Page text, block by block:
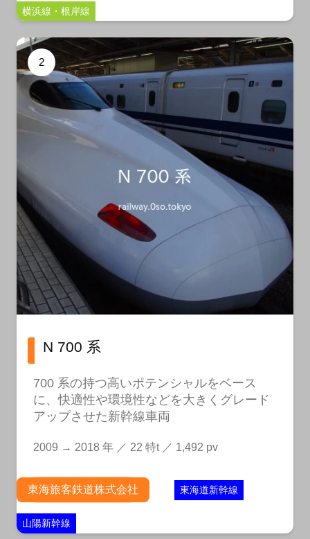
横浜線・根岸線
2
N 700 系
700 系の持つ高いポテンシャルをベース
に、快適性や環境性などを大きくグレード
アップさせた新幹線車両
2009 → 2018 年 ／ 22 特t ／ 1,492 pv
東海旅客鉄道株式会社 東海道新幹線
山陽新幹線